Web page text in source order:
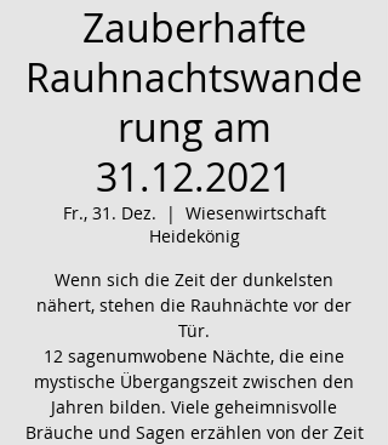
Zauberhafte
Rauhnachtswande
rung am
31.12.2021
Fr., 31. Dez.
  |
Wiesenwirtschaft
Heidekönig
Wenn sich die Zeit der dunkelsten
nähert, stehen die Rauhnächte vor der
Tür.
12 sagenumwobene Nächte, die eine
mystische Übergangszeit zwischen den
Jahren bilden. Viele geheimnisvolle
Bräuche und Sagen erzählen von der Zeit